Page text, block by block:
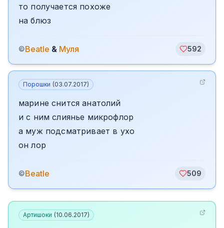
то получается похоже
на блюз
©Beatle & Муля 592
Порошки (03.07.2017)
марине снится анатолий
и с ним слиянье микрофлор
а муж подсматривает в ухо
он лор
©Beatle 509
Артишоки (10.06.2017)